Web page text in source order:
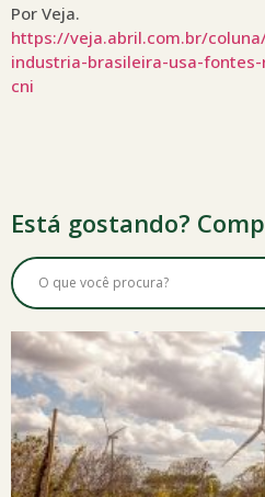
Por Veja.
https://veja.abril.com.br/
industria-brasileira-usa-
cni
Está gostando?